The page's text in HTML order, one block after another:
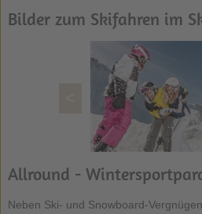
Bilder zum Skifahren im
Allround -
Neben Ski- und Snowboard-